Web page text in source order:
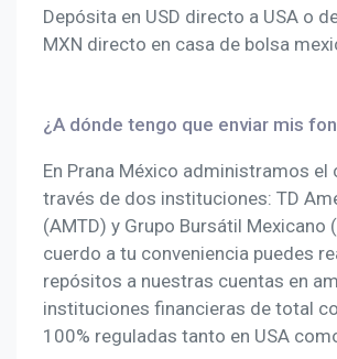
Depósita en USD directo a USA o
MXN directo en casa de bolsa
¿A dónde tengo que enviar mis
En Prana México administramos el
través de dos instituciones: TD
(AMTD) y Grupo Bursátil Mexicano
cuerdo a tu conveniencia puedes
repósitos a nuestras cuentas en
instituciones financieras de total
100% reguladas tanto en USA